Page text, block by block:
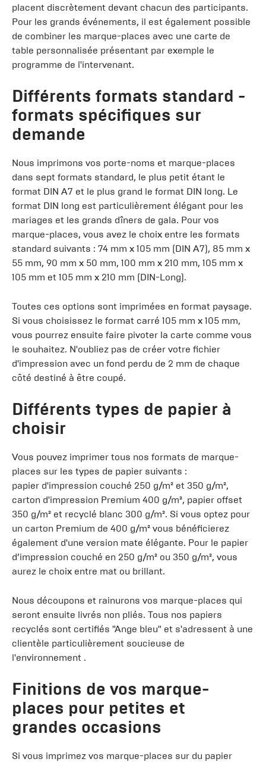
placent discrètement devant chacun des participants.
Pour les grands événements, il est également possible
de combiner les marque-places avec une carte de
table personnalisée présentant par exemple le
programme de l'intervenant.
Différents formats standard -
formats spécifiques sur
demande
Nous imprimons vos porte-noms et marque-places
dans sept formats standard, le plus petit étant le
format DIN A7 et le plus grand le format DIN long. Le
format DIN long est particulièrement élégant pour les
mariages et les grands dîners de gala. Pour vos
marque-places, vous avez le choix entre les formats
standard suivants : 74 mm x 105 mm (DIN A7), 85 mm x
55 mm, 90 mm x 50 mm, 100 mm x 210 mm, 105 mm x
105 mm et 105 mm x 210 mm (DIN-Long).
Toutes ces options sont imprimées en format paysage.
Si vous choisissez le format carré 105 mm x 105 mm,
vous pourrez ensuite faire pivoter la carte comme vous
le souhaitez. N'oubliez pas de créer votre fichier
d'impression avec un fond perdu de 2 mm de chaque
côté destiné à être coupé.
Différents types de papier à
choisir
Vous pouvez imprimer tous nos formats de marque-
places sur les types de papier suivants :
papier d'impression couché 250 g/m² et 350 g/m²,
carton d'impression Premium 400 g/m², papier offset
350 g/m² et recyclé blanc 300 g/m². Si vous optez pour
un carton Premium de 400 g/m² vous bénéficierez
également d'une version mate élégante. Pour le papier
d’impression couché en 250 g/m² ou 350 g/m², vous
aurez le choix entre mat ou brillant.
Nous découpons et rainurons vos marque-places qui
seront ensuite livrés non pliés. Tous nos papiers
recyclés sont certifiés "Ange bleu" et s'adressent à une
clientèle particulièrement soucieuse de
l'environnement .
Finitions de vos marque-
places pour petites et
grandes occasions
Si vous imprimez vos marque-places sur du papier